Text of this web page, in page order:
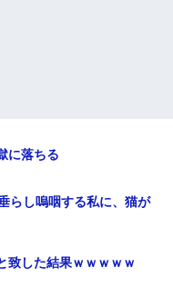
に落ちる
らし嗚咽する私に、猫が
致した結果ｗｗｗｗｗ